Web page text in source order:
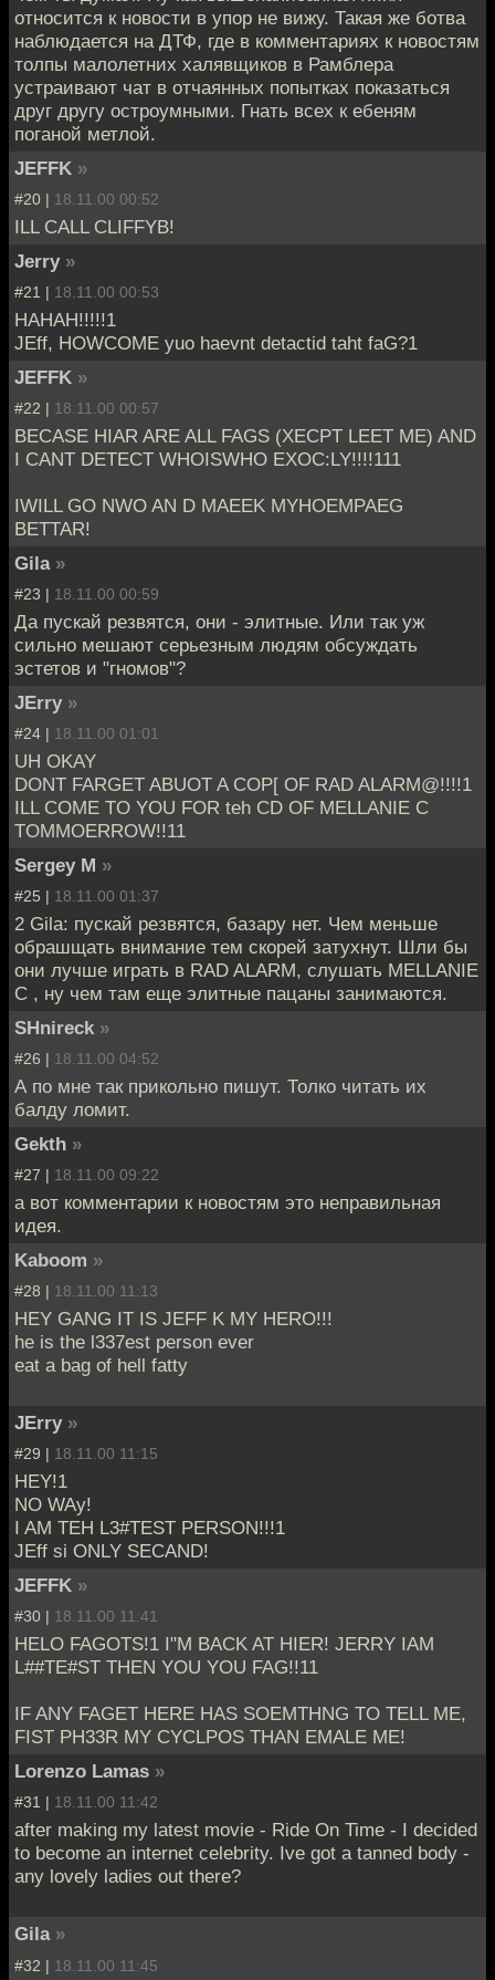
относится к новости в упор не вижу. Такая же ботва
наблюдается на ДТФ, где в комментариях к новостям
толпы малолетних халявщиков в Рамблера
устраивают чат в отчаянных попытках показаться
друг другу остроумными. Гнать всех к ебеням
поганой метлой.
JEFFK »
#20 | 18.11.00 00:52
ILL CALL CLIFFYB!
Jerry »
#21 | 18.11.00 00:53
HAHAH!!!!!1
JEff, HOWCOME yuo haevnt detactid taht faG?1
JEFFK »
#22 | 18.11.00 00:57
BECASE HIAR ARE ALL FAGS (XECPT LEET ME) AND
I CANT DETECT WHOISWHO EXOC:LY!!!!111
IWILL GO NWO AN D MAEEK MYHOEMPAEG
BETTAR!
Gila »
#23 | 18.11.00 00:59
Да пускай резвятся, они - элитные. Или так уж
сильно мешают серьезным людям обсуждать
эстетов и "гномов"?
JErry »
#24 | 18.11.00 01:01
UH OKAY
DONT FARGET ABUOT A COP[ OF RAD ALARM@!!!!1
ILL COME TO YOU FOR teh CD OF MELLANIE C
TOMMOERROW!!11
Sergey M »
#25 | 18.11.00 01:37
2 Gila: пускай резвятся, базару нет. Чем меньше
обрашщать внимание тем скорей затухнут. Шли бы
они лучше играть в RAD ALARM, слушать MELLANIE
C , ну чем там еще элитные пацаны занимаются.
SHnireck »
#26 | 18.11.00 04:52
А по мне так прикольно пишут. Толко читать их
балду ломит.
Gekth »
#27 | 18.11.00 09:22
а вот комментарии к новостям это неправильная
идея.
Kaboom »
#28 | 18.11.00 11:13
HEY GANG IT IS JEFF K MY HERO!!!
he is the l337est person ever
eat a bag of hell fatty
JErry »
#29 | 18.11.00 11:15
HEY!1
NO WAy!
I AM TEH L3#TEST PERSON!!!1
JEff si ONLY SECAND!
JEFFK »
#30 | 18.11.00 11:41
HELO FAGOTS!1 I"M BACK AT HIER! JERRY IAM
L##TE#ST THEN YOU YOU FAG!!11
IF ANY FAGET HERE HAS SOEMTHNG TO TELL ME,
FIST PH33R MY CYCLPOS THAN EMALE ME!
Lorenzo Lamas »
#31 | 18.11.00 11:42
after making my latest movie - Ride On Time - I decided
to become an internet celebrity. Ive got a tanned body -
any lovely ladies out there?
Gila »
#32 | 18.11.00 11:45